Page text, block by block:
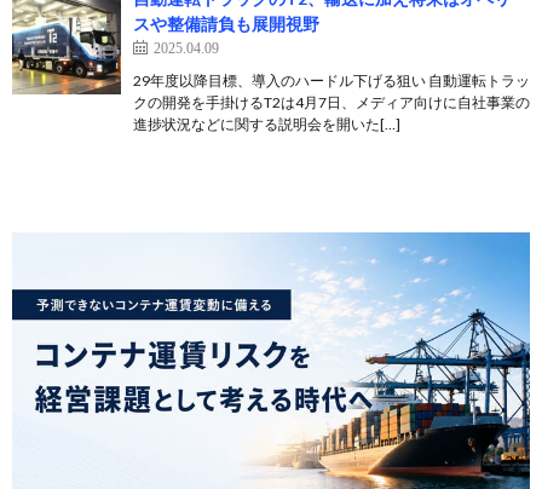
スや整備請負も展開視野
2025.04.09
29年度以降目標、導入のハードル下げる狙い 自動運転トラッ
クの開発を手掛けるT2は4月7日、メディア向けに自社事業の
進捗状況などに関する説明会を開いた[…]